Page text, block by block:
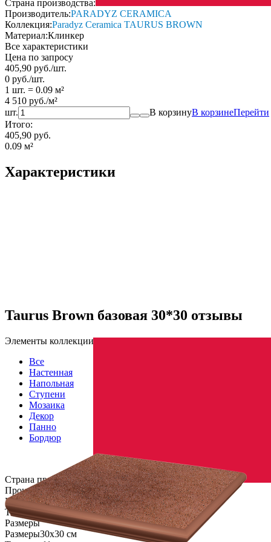
Страна производства:
Производитель:PARADYZ CERAMICA
Коллекция:Paradyz Ceramica TAURUS BROWN
Материал:Клинкер
Все характеристики
Цена по запросу
405,90 руб./шт.
0 руб./шт.
1 шт. = 0.09 м²
4 510 руб./м²
шт.
В корзинуВ корзинеПерейти
Итого:
405,90 руб.
0.09 м²
Характеристики
Страна производства
ПроизводительPARADYZ CERAMICA
КоллекцияParadyz Ceramica TAURUS BROWN
Тип плиткиНапольная
Размеры
Размеры30х30 см
Taurus Brown базовая 30*30 отзывы
Элементы коллекции
Все
Настенная
Напольная
Ступени
Мозаика
Декор
Панно
Бордюр